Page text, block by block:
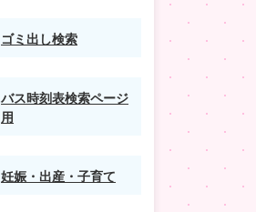
ゴミ出し検索
バス時刻表検索ページ
用
妊娠・出産・子育て